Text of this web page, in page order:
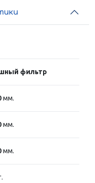
фильтр
мм.
мм.
мм.